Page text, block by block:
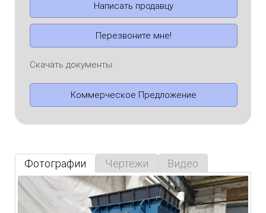
Написать продавцу
Перезвоните мне!
Скачать документы:
Коммерческое Предложение
Фотографии Чертежи Видео